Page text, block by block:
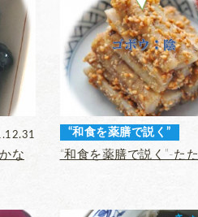
な
“和食を薬膳で説く”
“和食を薬膳で説く”‐た